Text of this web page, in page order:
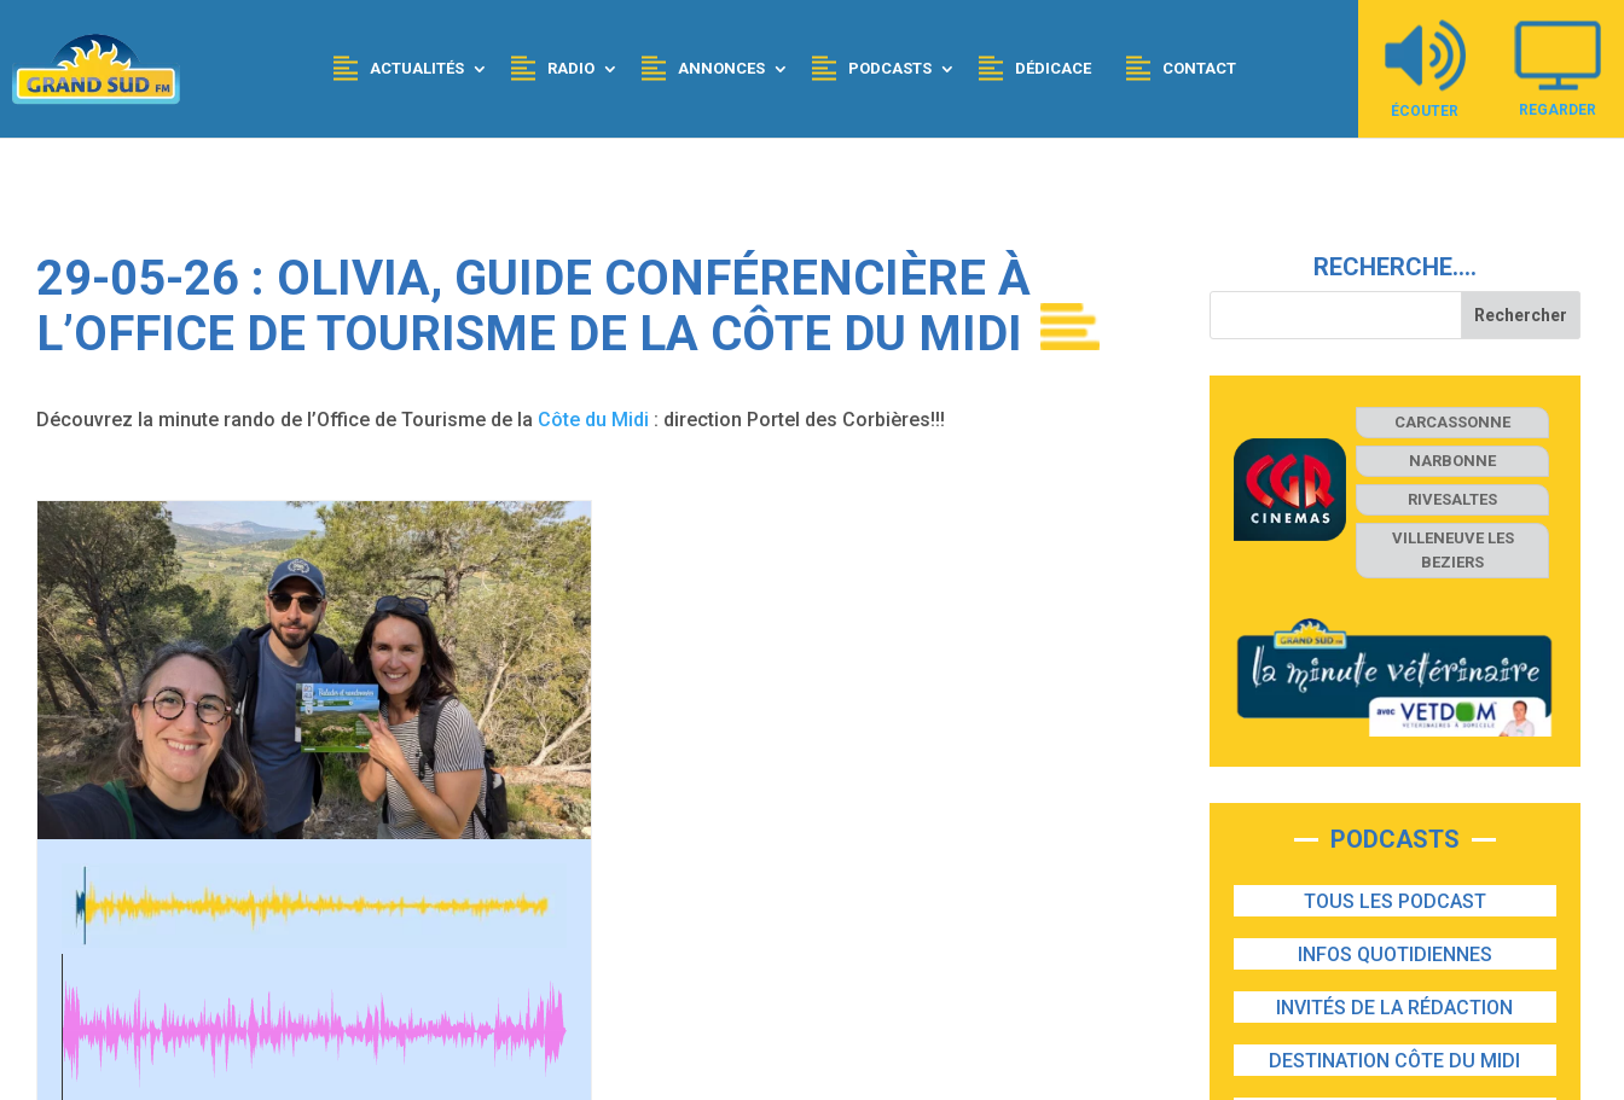
ACTUALITÉS RADIO ANNONCES PODCASTS DÉDICACE CONTACT
ÉCOUTER REGARDER
29-05-26 : OLIVIA, GUIDE CONFÉRENCIÈRE À
L’OFFICE DE TOURISME DE LA CÔTE DU MIDI
Découvrez la minute rando de l’Office de Tourisme de la Côte du Midi : direction Portel des Corbières!!!
RECHERCHE….
CARCASSONNE
NARBONNE
RIVESALTES
VILLENEUVE LES
BEZIERS
PODCASTS
TOUS LES PODCAST
INFOS QUOTIDIENNES
INVITÉS DE LA RÉDACTION
DESTINATION CÔTE DU MIDI